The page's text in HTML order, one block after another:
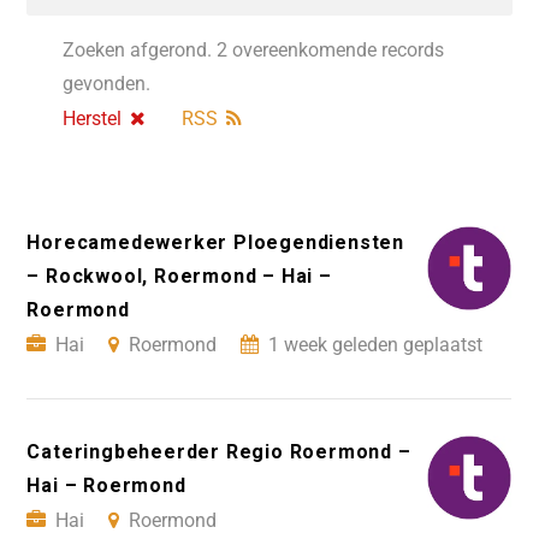
Zoeken afgerond. 2 overeenkomende records
gevonden.
Herstel
RSS
Horecamedewerker Ploegendiensten
– Rockwool, Roermond – Hai –
Roermond
Hai
Roermond 1 week geleden geplaatst
Cateringbeheerder Regio Roermond –
Hai – Roermond
Hai
Roermond